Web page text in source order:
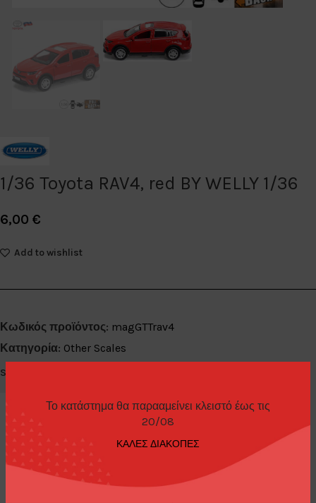
Το κατάστημα θα παρααμείνει κλειστό έως τις
20/08
ΚΑΛΕΣ ΔΙΑΚΟΠΕΣ
1/36 Toyota RAV4, red BY WELLY 1/36
6,00 €
Add to wishlist
Κωδικός προϊόντος: magGTTrav4
Κατηγορία: Other Scales
Share:
ΕΠΙΠΛΈΟΝ ΠΛΗΡΟΦΟΡΊΕΣ